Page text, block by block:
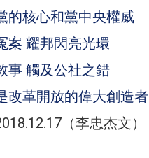
的核心和黨中央權威
案 耀邦閃亮光環
事 觸及公社之錯
改革開放的偉大創造者
（李忠杰文）